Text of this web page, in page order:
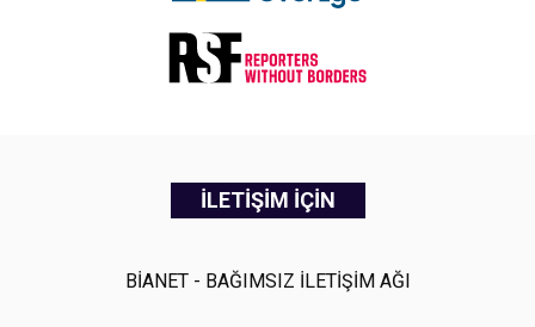
İLETİŞİM İÇİN
BİANET - BAĞIMSIZ İLETİŞİM AĞI